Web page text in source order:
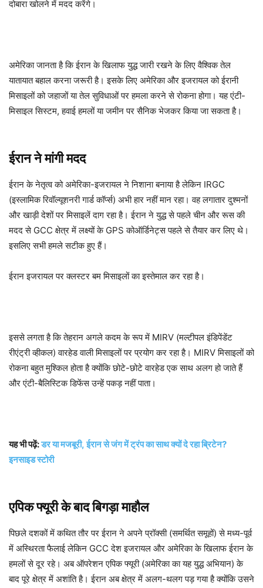
दोबारा खोलने में मदद करेंगे।
अमेरिका जानता है कि ईरान के खिलाफ युद्ध जारी रखने के लिए वैश्विक तेल
यातायात बहाल करना जरूरी है। इसके लिए अमेरिका और इजरायल को ईरानी
मिसाइलों को जहाजों या तेल सुविधाओं पर हमला करने से रोकना होगा। यह एंटी-
मिसाइल सिस्टम, हवाई हमलों या जमीन पर सैनिक भेजकर किया जा सकता है।
ईरान ने मांगी मदद
ईरान के नेतृत्व को अमेरिका-इजरायल ने निशाना बनाया है लेकिन IRGC
(इस्लामिक रिवॉल्यूशनरी गार्ड कॉर्प्स) अभी हार नहीं मान रहा। वह लगातार दुश्मनों
और खाड़ी देशों पर मिसाइलें दाग रहा है। ईरान ने युद्ध से पहले चीन और रूस की
मदद से GCC क्षेत्र में लक्ष्यों के GPS कोऑर्डिनेट्स पहले से तैयार कर लिए थे।
इसलिए सभी हमले सटीक हुए हैं।
ईरान इजरायल पर क्लस्टर बम मिसाइलों का इस्तेमाल कर रहा है।
इससे लगता है कि तेहरान अगले कदम के रूप में MIRV (मल्टीपल इंडिपेंडेंट
रीएंट्री व्हीकल) वारहेड वाली मिसाइलों पर प्रयोग कर रहा है। MIRV मिसाइलों को
रोकना बहुत मुश्किल होता है क्योंकि छोटे-छोटे वारहेड एक साथ अलग हो जाते हैं
और एंटी-बैलिस्टिक डिफेंस उन्हें पकड़ नहीं पाता।
यह भी पढ़ें:डर या मजबूरी, ईरान से जंग में ट्रंप का साथ क्यों दे रहा ब्रिटेन?
इनसाइड स्टोरी
एपिक फ्यूरी के बाद बिगड़ा माहौल
पिछले दशकों में कथित तौर पर ईरान ने अपने प्रॉक्सी (समर्थित समूहों) से मध्य-पूर्व
में अस्थिरता फैलाई लेकिन GCC देश इजरायल और अमेरिका के खिलाफ ईरान के
हमलों से दूर रहे। अब ऑपरेशन एपिक फ्यूरी (अमेरिका का यह युद्ध अभियान) के
बाद पूरे क्षेत्र में अशांति है। ईरान अब क्षेत्र में अलग-थलग पड़ गया है क्योंकि उसने